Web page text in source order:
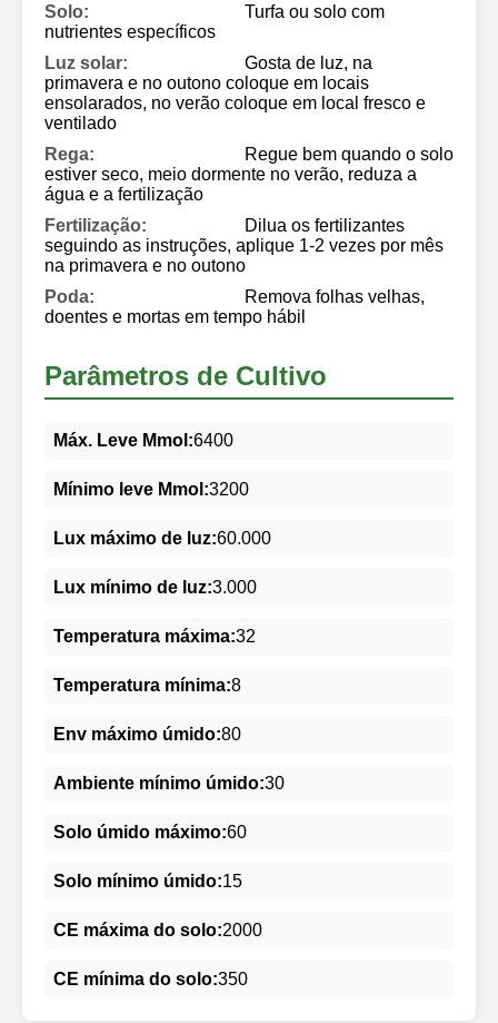
Solo:
Turfa ou solo com
nutrientes específicos
Luz solar:
Gosta de luz, na
primavera e no outono coloque em locais
ensolarados, no verão coloque em local fresco e
ventilado
Rega:
Regue bem quando o solo
estiver seco, meio dormente no verão, reduza a
água e a fertilização
Fertilização:
Dilua os fertilizantes
seguindo as instruções, aplique 1-2 vezes por mês
na primavera e no outono
Poda:
Remova folhas velhas,
doentes e mortas em tempo hábil
Parâmetros de Cultivo
Máx. Leve Mmol:6400
Mínimo leve Mmol:3200
Lux máximo de luz:60.000
Lux mínimo de luz:3.000
Temperatura máxima:32
Temperatura mínima:8
Env máximo úmido:80
Ambiente mínimo úmido:30
Solo úmido máximo:60
Solo mínimo úmido:15
CE máxima do solo:2000
CE mínima do solo:350